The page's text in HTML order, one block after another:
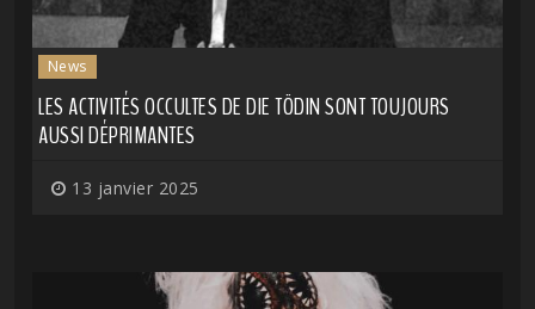
News
LES ACTIVITÉS OCCULTES DE DIE TÖDIN SONT TOUJOURS
AUSSI DÉPRIMANTES
13 janvier 2025